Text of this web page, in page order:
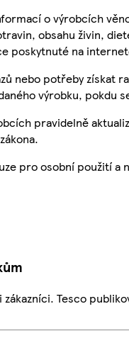
o výrobcích
obsahu živin,
poskytnuté na
nebo potřeby získat
výrobku, pokdu
pravidelně
pro osobní použití
zákazníci. Tesco